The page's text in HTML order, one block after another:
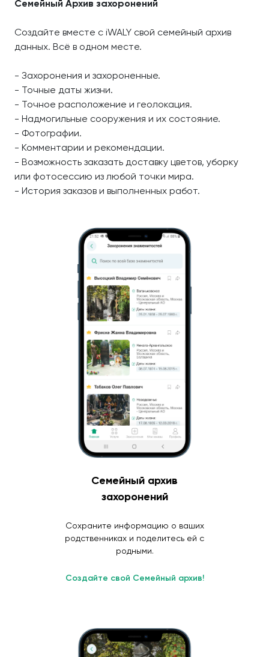
Семейный Архив захоронений
Создайте вместе с iWALY свой семейный архив
данных. Всё в одном месте.
- Захоронения и захороненные.
- Точные даты жизни.
- Точное расположение и геолокация.
- Надмогильные сооружения и их состояние.
- Фотографии.
- Комментарии и рекомендации.
- Возможность заказать доставку цветов, уборку
или фотосессию из любой точки мира.
- История заказов и выполненных работ.
Семейный архив
захоронений
Сохраните информацию о ваших
родственниках и поделитесь ей с
родными.
Создайте свой Семейный архив!